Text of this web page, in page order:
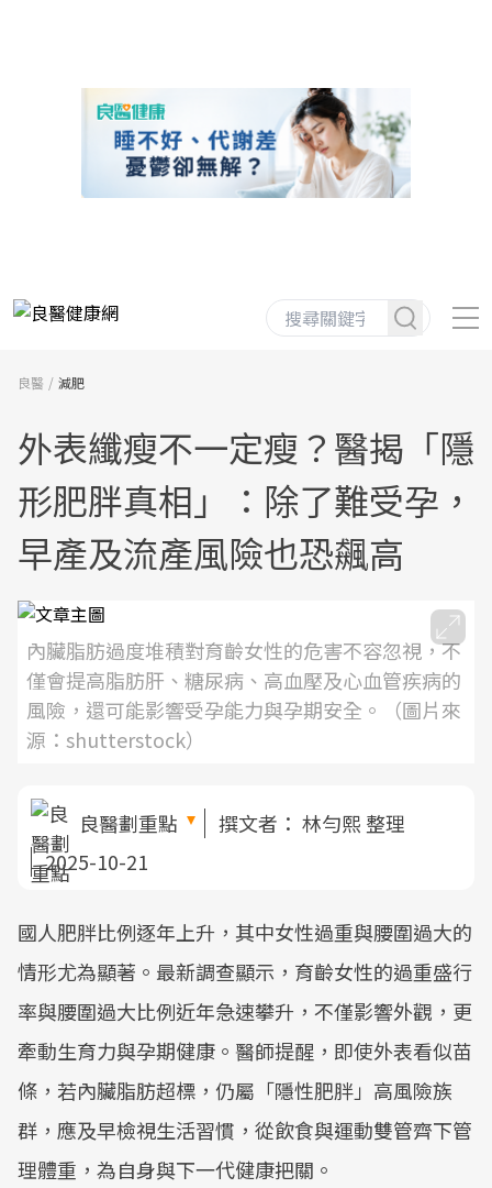
良醫 減肥
外表纖瘦不一定瘦？醫揭「隱
形肥胖真相」：除了難受孕，
早產及流產風險也恐飆高
內臟脂肪過度堆積對育齡女性的危害不容忽視，不
僅會提高脂肪肝、糖尿病、高血壓及心血管疾病的
風險，還可能影響受孕能力與孕期安全。（圖片來
源：shutterstock）
良醫劃重點 撰文者： 林勻熙 整理
2025-10-21
國人肥胖比例逐年上升，其中女性過重與腰圍過大的
情形尤為顯著。最新調查顯示，育齡女性的過重盛行
率與腰圍過大比例近年急速攀升，不僅影響外觀，更
牽動生育力與孕期健康。醫師提醒，即使外表看似苗
條，若內臟脂肪超標，仍屬「隱性肥胖」高風險族
群，應及早檢視生活習慣，從飲食與運動雙管齊下管
理體重，為自身與下一代健康把關。